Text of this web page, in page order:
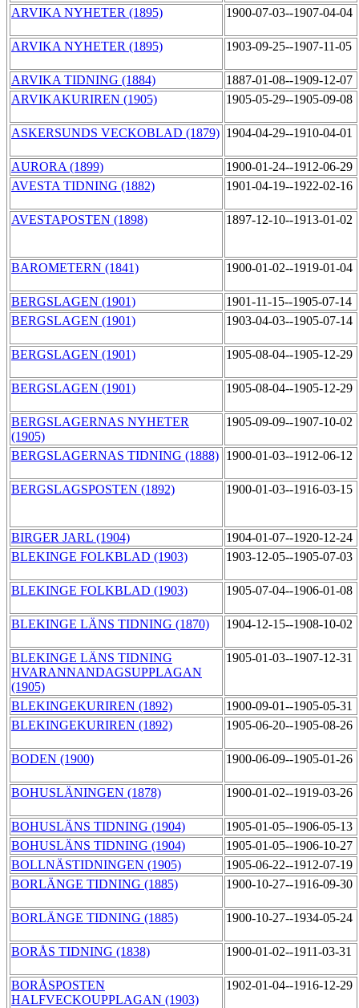
ARVIKA NYHETER (1895) 1900-07-03--1907-04-04
ARVIKA NYHETER (1895) 1903-09-25--1907-11-05
ARVIKA TIDNING (1884)
1887-01-08--1909-12-07
ARVIKAKURIREN (1905)
1905-05-29--1905-09-08
ASKERSUNDS VECKOBLAD (1879) 1904-04-29--1910-04-01
AURORA (1899)
1900-01-24--1912-06-29
AVESTA TIDNING (1882)
1901-04-19--1922-02-16
AVESTAPOSTEN (1898) 1897-12-10--1913-01-02
BAROMETERN (1841) 1900-01-02--1919-01-04
BERGSLAGEN (1901)
1901-11-15--1905-07-14
BERGSLAGEN (1901)
1903-04-03--1905-07-14
BERGSLAGEN (1901) 1905-08-04--1905-12-29
BERGSLAGEN (1901) 1905-08-04--1905-12-29
BERGSLAGERNAS NYHETER
(1905)
1905-09-09--1907-10-02
BERGSLAGERNAS TIDNING (1888) 1900-01-03--1912-06-12
BERGSLAGSPOSTEN (1892) 1900-01-03--1916-03-15
BIRGER JARL (1904)
1904-01-07--1920-12-24
BLEKINGE FOLKBLAD (1903)
1903-12-05--1905-07-03
BLEKINGE FOLKBLAD (1903) 1905-07-04--1906-01-08
BLEKINGE LÄNS TIDNING (1870) 1904-12-15--1908-10-02
BLEKINGE LÄNS TIDNING
HVARANNANDAGSUPPLAGAN
(1905)
1905-01-03--1907-12-31
BLEKINGEKURIREN (1892)
1900-09-01--1905-05-31
BLEKINGEKURIREN (1892)
1905-06-20--1905-08-26
BODEN (1900) 1900-06-09--1905-01-26
BOHUSLÄNINGEN (1878) 1900-01-02--1919-03-26
BOHUSLÄNS TIDNING (1904)
1905-01-05--1906-05-13
BOHUSLÄNS TIDNING (1904)
1905-01-05--1906-10-27
BOLLNÄSTIDNINGEN (1905)
1905-06-22--1912-07-19
BORLÄNGE TIDNING (1885)
1900-10-27--1916-09-30
BORLÄNGE TIDNING (1885) 1900-10-27--1934-05-24
BORÅS TIDNING (1838) 1900-01-02--1911-03-31
BORÅSPOSTEN
HALFVECKOUPPLAGAN (1903)
1902-01-04--1916-12-29